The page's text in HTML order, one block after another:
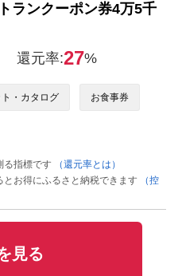
ランクーポン券4万5千
還元率:27%
・カタログ お食事券
指標です
（還元率とは）
お得にふるさと納税できます
（控
見る